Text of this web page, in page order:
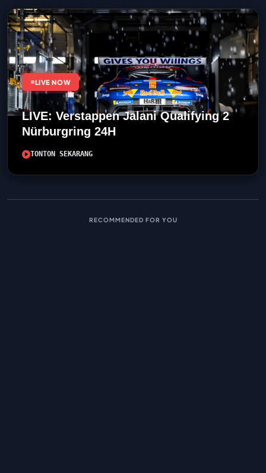
LIVE NOW
LIVE: Verstappen Jalani Qualifying 2
Nürburgring 24H
TONTON SEKARANG
RECOMMENDED FOR YOU